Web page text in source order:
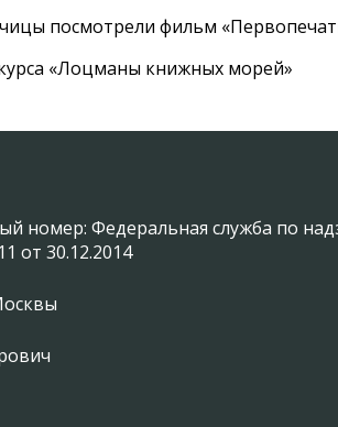
посмотрели фильм
«Лоцманы книжных морей»
номер: Федеральная служба по
от 30.12.2014